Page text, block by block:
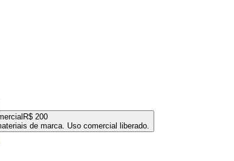
R$ 200
de marca. Uso comercial liberado.